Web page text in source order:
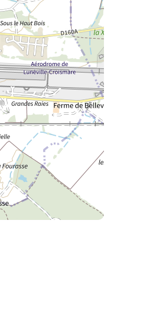
La Meurthe & Moselle en instantanée,
recherchez ce que vous voulez